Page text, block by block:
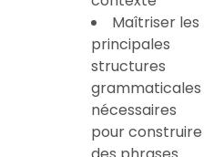
Maîtriser les
principales
structures
grammaticales
nécessaires
pour construire